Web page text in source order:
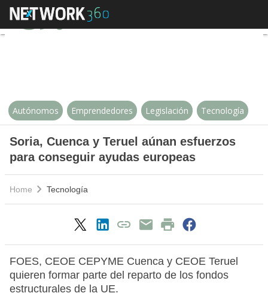
Soria, Cuenca y Teruel aúnan
Autónomos Emprendedores Legislación Tecnología
Soria, Cuenca y Teruel aúnan esfuerzos
para conseguir ayudas europeas
Home Tecnología
FOES, CEOE CEPYME Cuenca y CEOE Teruel
quieren formar parte del reparto de los fondos
estructurales de la UE.